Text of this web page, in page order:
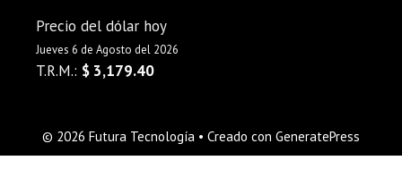
Precio del dólar hoy
Jueves 6 de Agosto del 2026
T.R.M.: $ 3,179.40
© 2026 Futura Tecnología • Creado con GeneratePress